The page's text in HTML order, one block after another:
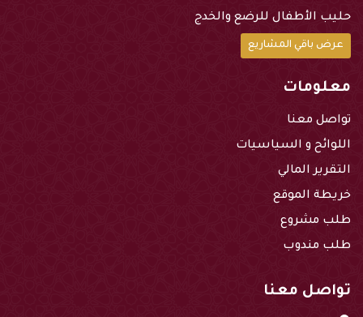
حليب الأطفال للرضع والخدج
عرض باقي المشاريع
معلومات
تواصل معنا
اللوائح و السياسيات
التقرير المالي
خريطة الموقع
طلب مشروع
طلب مندوب
تواصل معنا